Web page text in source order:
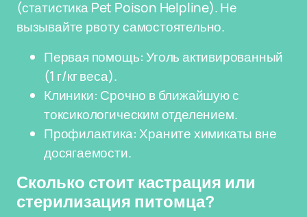
(статистика Pet Poison Helpline). Не
вызывайте рвоту самостоятельно.
Первая помощь: Уголь активированный
(1 г/кг веса).
Клиники: Срочно в ближайшую с
токсикологическим отделением.
Профилактика: Храните химикаты вне
досягаемости.
Сколько стоит кастрация или
стерилизация питомца?